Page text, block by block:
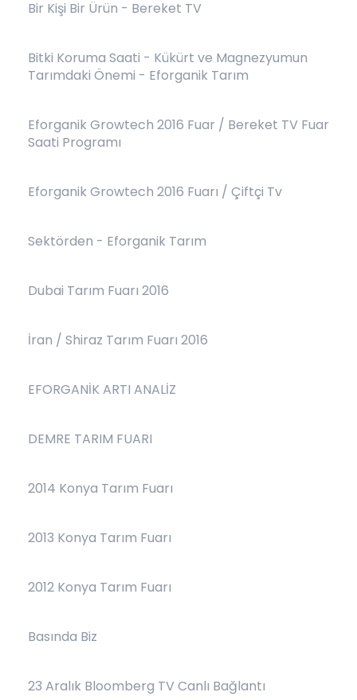
Bir Kişi Bir Ürün - Bereket TV
Bitki Koruma Saati - Kükürt ve Magnezyumun
Tarımdaki Önemi - Eforganik Tarım
Eforganik Growtech 2016 Fuar / Bereket TV Fuar
Saati Programı
Eforganik Growtech 2016 Fuarı / Çiftçi Tv
Sektörden - Eforganik Tarım
Dubai Tarım Fuarı 2016
İran / Shiraz Tarım Fuarı 2016
EFORGANİK ARTI ANALİZ
DEMRE TARIM FUARI
2014 Konya Tarım Fuarı
2013 Konya Tarım Fuarı
2012 Konya Tarım Fuarı
Basında Biz
23 Aralık Bloomberg TV Canlı Bağlantı